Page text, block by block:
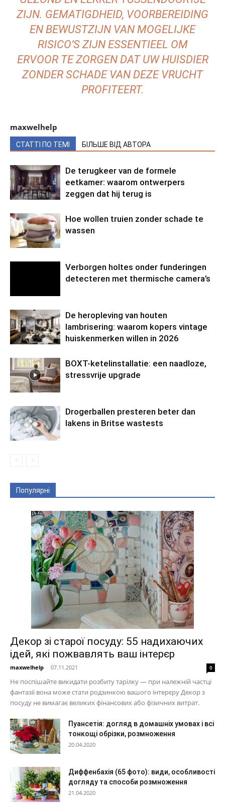
ZIJN. GEMATIGDHEID, VOORBEREIDING
EN BEWUSTZIJN VAN MOGELIJKE
RISICO’S ZIJN ESSENTIEEL OM
ERVOOR TE ZORGEN DAT UW HUISDIER
ZONDER SCHADE VAN DEZE VRUCHT
PROFITEERT.
maxwelhelp
СТАТТІ ПО ТЕМІ БІЛЬШЕ ВІД АВТОРА
De terugkeer van de formele
eetkamer: waarom ontwerpers
zeggen dat hij terug is
Hoe wollen truien zonder schade te
wassen
Verborgen holtes onder funderingen
detecteren met thermische camera’s
De heropleving van houten
lambrisering: waarom kopers vintage
huiskenmerken willen in 2026
BOXT-ketelinstallatie: een naadloze,
stressvrije upgrade
Drogerballen presteren beter dan
lakens in Britse wastests
Популярні
Декор зі старої посуду: 55 надихаючих
ідей, які пожвавлять ваш інтерєр
maxwelhelp - 07.11.2021 0
Не поспішайте викидати розбиту тарілку — при належній частці
фантазії вона може стати родзинкою вашого інтерєру Декор з
посуду не вимагає великих фінансових або фізичних витрат.
Пуансетія: догляд в домашніх умовах і всі
тонкощі обрізки, розмноження
20.04.2020
Диффенбахія (65 фото): види, особливості
догляду та способи розмноження
21.04.2020